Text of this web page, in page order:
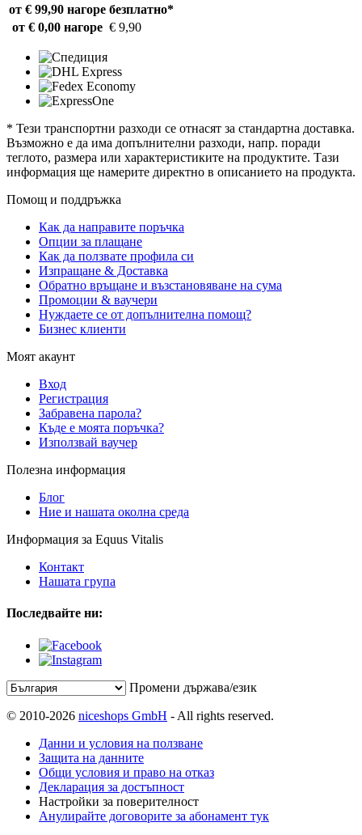
от € 99,90 нагоре безплатно*
от € 0,00 нагоре € 9,90
* Тези транспортни разходи се отнасят за стандартна доставка.
Възможно е да има допълнителни разходи, напр. поради
теглото, размера или характеристиките на продуктите. Тази
информация ще намерите директно в описанието на продукта.
Помощ и поддръжка
Как да направите поръчка
Опции за плащане
Как да ползвате профила си
Изпращане & Доставка
Обратно връщане и възстановяване на сума
Промоции & ваучери
Нуждаете се от допълнителна помощ?
Бизнес клиенти
Моят акаунт
Вход
Регистрация
Забравена парола?
Къде е моята поръчка?
Използвай ваучер
Полезна информация
Блог
Ние и нашата околна среда
Информация за Equus Vitalis
Контакт
Нашата група
Последвайте ни:
Промени държава/език
© 2010-2026 niceshops GmbH - All rights reserved.
Данни и условия на ползване
Защита на данните
Общи условия и право на отказ
Декларация за достъпност
Настройки за поверителност
Анулирайте договорите за абонамент тук